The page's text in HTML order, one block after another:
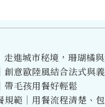
走進城市秘境，珊瑚橘
創意歐陸風結合法式與
帶毛孩用餐好輕鬆
規範｜用餐流程清楚、